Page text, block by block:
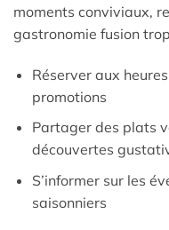
moments conviviaux,
gastronomie fusion
Réserver aux
promotions
Partager des plats
découvertes
S’informer sur les
saisonniers